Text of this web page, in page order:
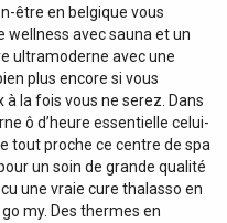
être en belgique vous
avec sauna et un
ultramoderne avec une
plus encore si vous
la fois vous ne serez. Dans
ô d’heure essentielle celui-
tout proche ce centre de spa
un soin de grande qualité
une vraie cure thalasso en
my. Des thermes en